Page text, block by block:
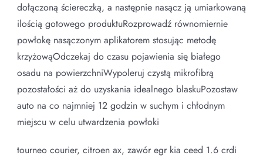
dołączoną ściereczką, a następnie nasącz ją umiarkowaną
ilością gotowego produktuRozprowadź równomiernie
powłokę nasączonym aplikatorem stosując metodę
krzyżowąOdczekaj do czasu pojawienia się białego
osadu na powierzchniWypoleruj czystą mikrofibrą
pozostałości aż do uzyskania idealnego blaskuPozostaw
auto na co najmniej 12 godzin w suchym i chłodnym
miejscu w celu utwardzenia powłoki
tourneo courier, citroen ax, zawór egr kia ceed 1.6 crdi